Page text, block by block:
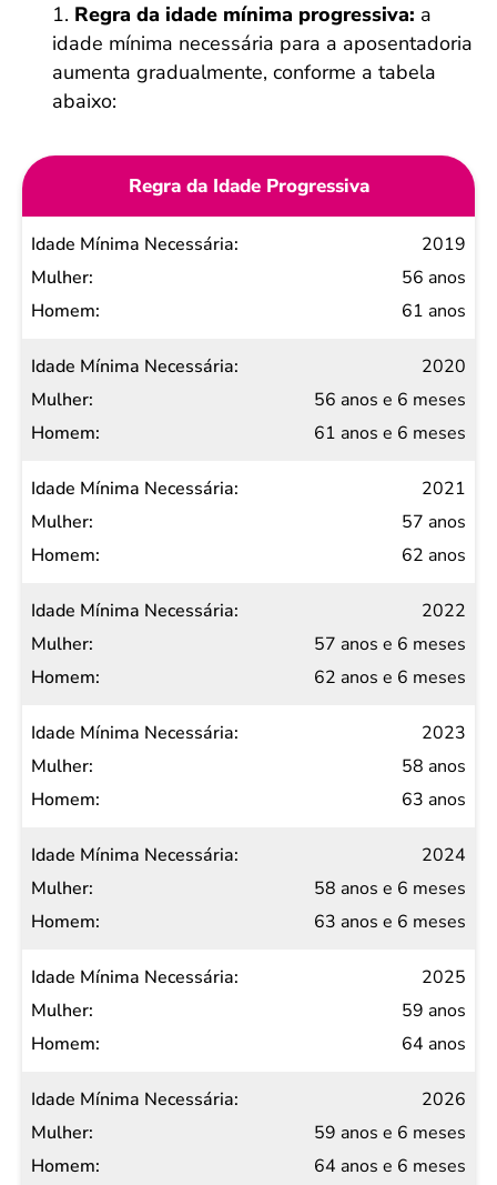
Regra da idade mínima progressiva: a
idade mínima necessária para a aposentadoria
aumenta gradualmente, conforme a tabela
abaixo:
Regra da Idade Progressiva
Idade
Mínima
Necessária
Homem
2019
56 anos
61 anos
2020
56 anos e 6 meses
61 anos e 6 meses
2021
57 anos
62 anos
2022
57 anos e 6 meses
62 anos e 6 meses
2023
58 anos
63 anos
2024
58 anos e 6 meses
63 anos e 6 meses
2025
59 anos
64 anos
2026
59 anos e 6 meses
64 anos e 6 meses